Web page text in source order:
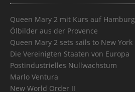
Queen Mary 2 mit Kurs auf Hamburg
Ölbilder aus der Provence
Queen Mary 2 sets sails to New York
Die Vereinigten Staaten von Europa
Postindustrielles Nullwachstum
Marlo Ventura
New World Order II